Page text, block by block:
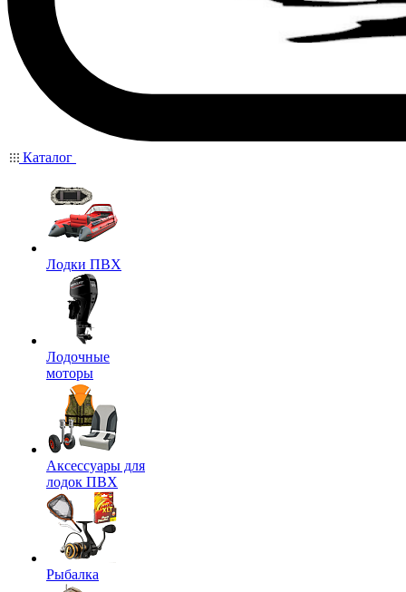
Каталог
Лодки ПВХ
Лодочные
моторы
Аксессуары для
лодок ПВХ
Рыбалка